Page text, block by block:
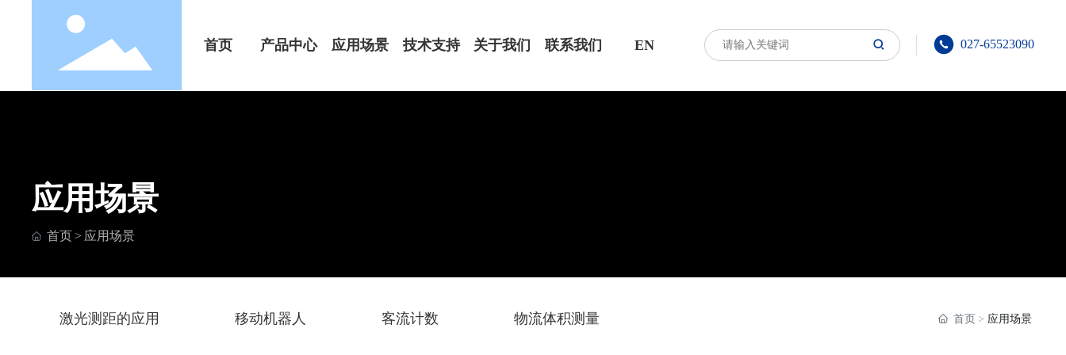
首页 产品中心 应用场景 技术支持 关于我们 联系我们 EN 027-65523090
应用场景
首页 应用场景
激光测距的应用 移动机器人 客流计数 物流体积测量 首页 应用场景